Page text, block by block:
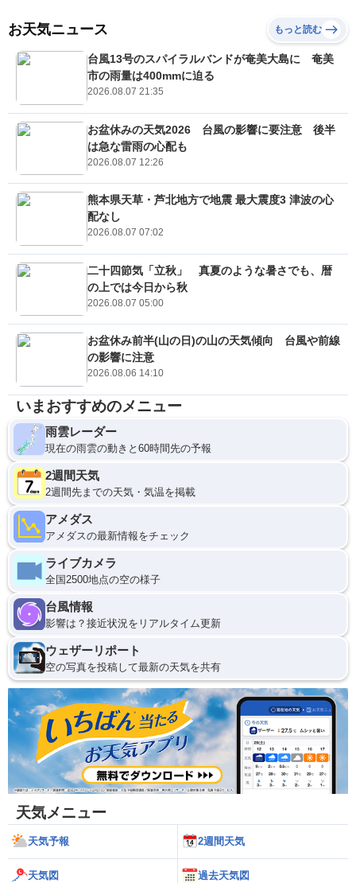
お天気ニュース もっと読む
台風13号のスパイラルバンドが奄美大島に 奄美
市の雨量は400mmに迫る
2026.08.07 21:35
お盆休みの天気2026 台風の影響に要注意 後半
は急な雷雨の心配も
2026.08.07 12:26
熊本県天草・芦北地方で地震 最大震度3 津波の心
配なし
2026.08.07 07:02
二十四節気「立秋」 真夏のような暑さでも、暦
の上では今日から秋
2026.08.07 05:00
お盆休み前半(山の日)の山の天気傾向 台風や前線
の影響に注意
2026.08.06 14:10
いまおすすめのメニュー
雨雲レーダー
現在の雨雲の動きと60時間先の予報
2週間天気
2週間先までの天気・気温を掲載
アメダス
アメダスの最新情報をチェック
ライブカメラ
全国2500地点の空の様子
台風情報
影響は？接近状況をリアルタイム更新
ウェザーリポート
空の写真を投稿して最新の天気を共有
天気メニュー
天気予報 2週間天気
天気図 過去天気図